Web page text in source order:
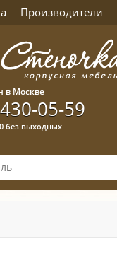
Производители
в Москве
05-59
без выходных